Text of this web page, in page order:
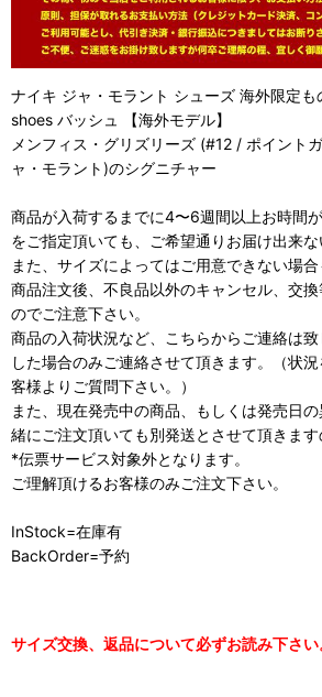
ナイキ ジャ・モラント シューズ 海外限定も
shoes バッシュ 【海外モデル】
メンフィス・グリズリーズ (#12 / ポイント
ャ・モラント)のシグニチャー
商品が入荷するまでに4〜6週間以上お時間
をご指定頂いても、ご希望通りお届け出来な
また、サイズによってはご用意できない場合
商品注文後、不良品以外のキャンセル、交
のでご注意下さい。
商品の入荷状況など、こちらからご連絡は
した場合のみご連絡させて頂きます。（状
客様よりご質問下さい。）
また、現在発売中の商品、もしくは発売日
緒にご注文頂いても別発送とさせて頂きます
*伝票サービス対象外となります。
ご理解頂けるお客様のみご注文下さい。
InStock=在庫有
BackOrder=予約
サイズ交換、返品について必ずお読み下さい